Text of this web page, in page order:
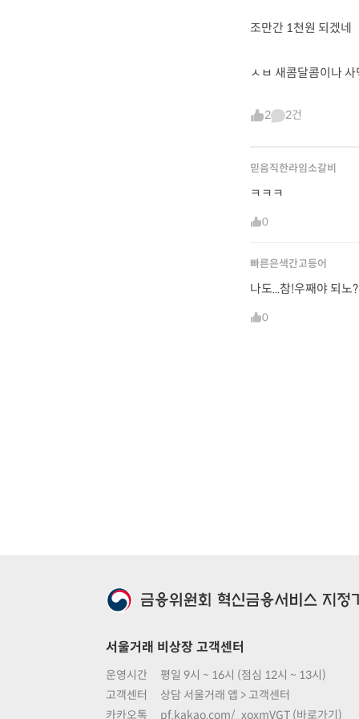
조만간 1천원 되겠네
ㅅㅂ 새콤달콤이나 사
2 2건
믿음직한라임소갈비
ㅋㅋㅋ
0
빠른은색간고등어
나도...참!우째야 되노?
0
서울거래 비상장 고객센터
운영시간
평일 9시 ~ 16시 (점심 12시 ~ 13시)
고객센터
상담 서울거래 앱 > 고객센터
카카오톡
pf.kakao.com/_xoxmVGT (바로가기)